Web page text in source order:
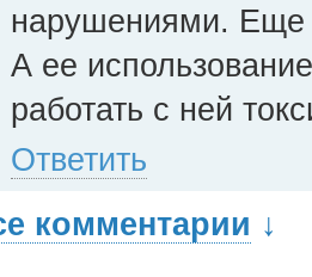
нарушениями. Еще
А ее
работать с ней
Ответить
комментарии ↓